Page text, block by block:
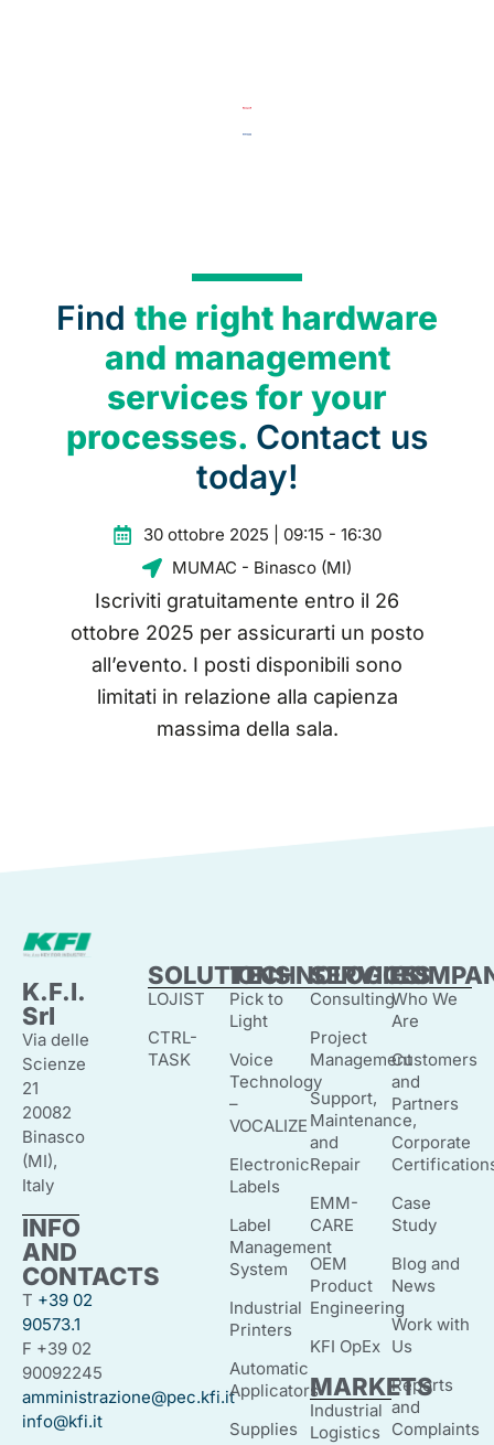
Find the right hardware
and management
services for your
processes. Contact us
today!
30 ottobre 2025 | 09:15 - 16:30
MUMAC - Binasco (MI)
Iscriviti gratuitamente entro il 26
ottobre 2025 per assicurarti un posto
all’evento. I posti disponibili sono
limitati in relazione alla capienza
massima della sala.
K.F.I.
Srl
Via delle
Scienze
21
20082
Binasco
(MI),
Italy
INFO
AND
CONTACTS
T +39 02
90573.1
F +39 02
90092245
amministrazione@pec.kfi.it
info@kfi.it
SOLUTIONS
LOJIST
CTRL-
TASK
TECHNOLOGIES
Pick to
Light
Voice
Technology
–
VOCALIZE
Electronic
Labels
Label
Management
System
Industrial
Printers
Automatic
Applicators
Supplies
SERVICES
Consulting
Project
Management
Support,
Maintenance,
and
Repair
EMM-
CARE
OEM
Product
Engineering
KFI OpEx
MARKETS
Industrial
Logistics
Who We
Are
Customers
and
Partners
Corporate
Case
Study
Blog and
News
Work with
Us
Reports
and
Complaints